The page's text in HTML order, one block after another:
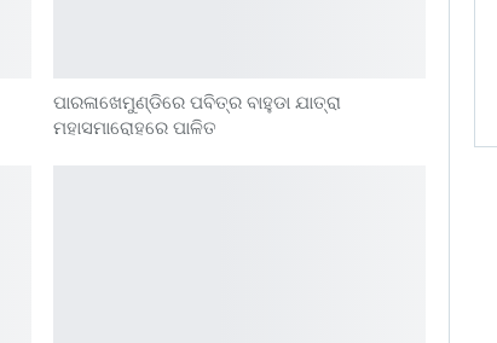
ପାରଳାଖେମୁଣ୍ଡିରେ ପବିତ୍ର ବାହୁଡା ଯାତ୍ରା
ମହାସମାରୋହରେ ପାଳିତ